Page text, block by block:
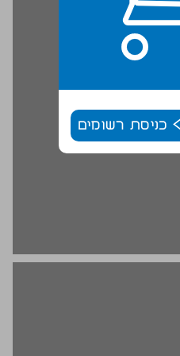
כניסת רשומים